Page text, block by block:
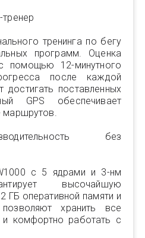
тренинга по бегу
программ. Оценка
помощью 12-минутного
после каждой
достигать поставленных
GPS обеспечивает
маршрутов.
без
с 5 ядрами и 3-нм
высочайшую
ГБ оперативной памяти и
хранить все
комфортно работать с